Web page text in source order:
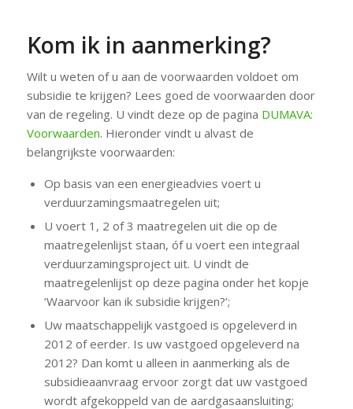
Kom ik in aanmerking?
Wilt u weten of u aan de voorwaarden voldoet om
subsidie te krijgen? Lees goed de voorwaarden door
van de regeling. U vindt deze op de pagina DUMAVA:
Voorwaarden. Hieronder vindt u alvast de
belangrijkste voorwaarden:
Op basis van een energieadvies voert u
verduurzamingsmaatregelen uit;
U voert 1, 2 of 3 maatregelen uit die op de
maatregelenlijst staan, óf u voert een integraal
verduurzamingsproject uit. U vindt de
maatregelenlijst op deze pagina onder het kopje
‘Waarvoor kan ik subsidie krijgen?’;
Uw maatschappelijk vastgoed is opgeleverd in
2012 of eerder. Is uw vastgoed opgeleverd na
2012? Dan komt u alleen in aanmerking als de
subsidieaanvraag ervoor zorgt dat uw vastgoed
wordt afgekoppeld van de aardgasaansluiting;